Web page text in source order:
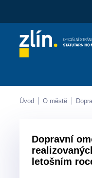
Kontakty
Úvod O městě
Dopravní
letošním